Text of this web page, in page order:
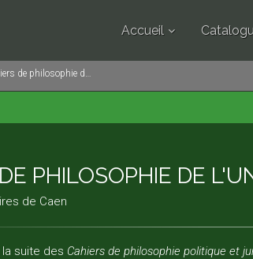
Accueil
de philosophie de l'université de Caen
PHILOSOPHIE DE
de Caen
suite des Cahiers de philosophie politique et